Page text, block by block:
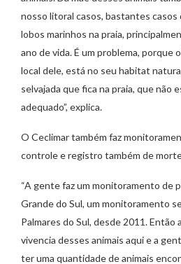
nosso litoral casos, bastantes casos
lobos marinhos na praia,
ano de vida. É um problema, porque
local dele, está no seu habitat
selvajada que fica na praia, que não
adequado”, explica.
O Ceclimar também faz
controle e registro também de
“A gente faz um monitoramento de
Grande do Sul, um monitoramento
Palmares do Sul, desde 2011.
vivencia desses animais aqui e a
ter uma quantidade de animais